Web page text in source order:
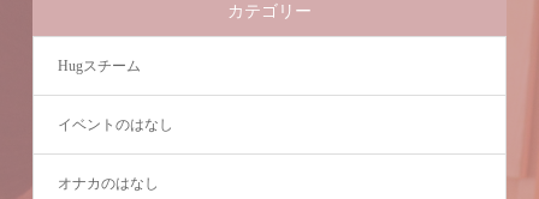
カテゴリー
Hugスチーム
イベントのはなし
オナカのはなし